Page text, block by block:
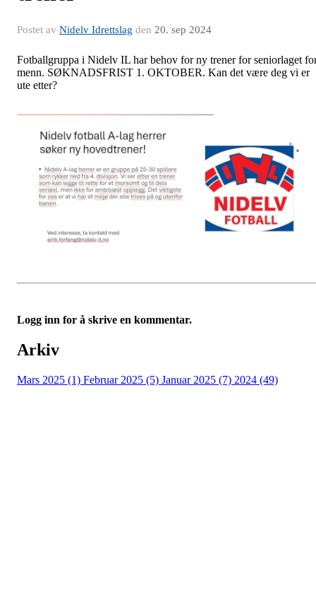
Postet av Nidelv Idrettslag den 20. sep 2024
Fotballgruppa i Nidelv IL har behov for ny trener for seniorlaget
menn. SØKNADSFRIST 1. OKTOBER. Kan det være deg vi er
ute etter?
Logg inn for å skrive en kommentar.
Arkiv
Mars 2025 (1) Februar 2025 (5) Januar 2025 (7) 2024 (49)